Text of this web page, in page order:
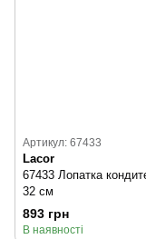
Артикул: 67433
Lacor
67433 Лопатка
32 см
893 грн
В наявності